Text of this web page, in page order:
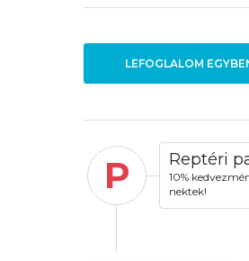
LEFOGLALOM
P Reptéri
10%
nektek!